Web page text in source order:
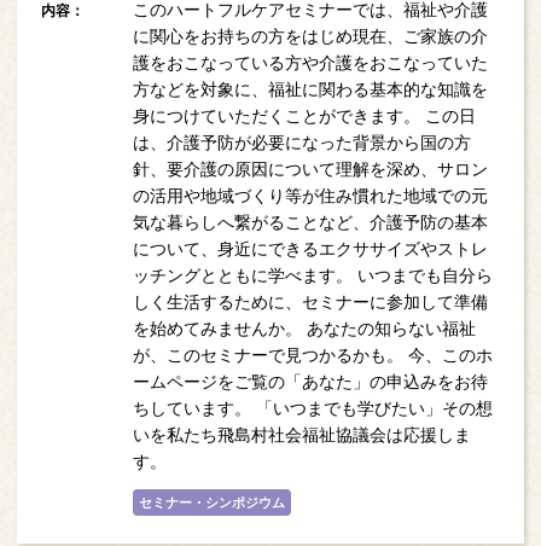
内容：
このハートフルケアセミナーでは、福祉や介護
に関心をお持ちの方をはじめ現在、ご家族の介
護をおこなっている方や介護をおこなっていた
方などを対象に、福祉に関わる基本的な知識を
身につけていただくことができます。 この日
は、介護予防が必要になった背景から国の方
針、要介護の原因について理解を深め、サロン
の活用や地域づくり等が住み慣れた地域での元
気な暮らしへ繋がることなど、介護予防の基本
について、身近にできるエクササイズやストレ
ッチングとともに学べます。 いつまでも自分ら
しく生活するために、セミナーに参加して準備
を始めてみませんか。 あなたの知らない福祉
が、このセミナーで見つかるかも。 今、このホ
ームページをご覧の「あなた」の申込みをお待
ちしています。 「いつまでも学びたい」その想
いを私たち飛島村社会福祉協議会は応援しま
す。
セミナー・シンポジウム